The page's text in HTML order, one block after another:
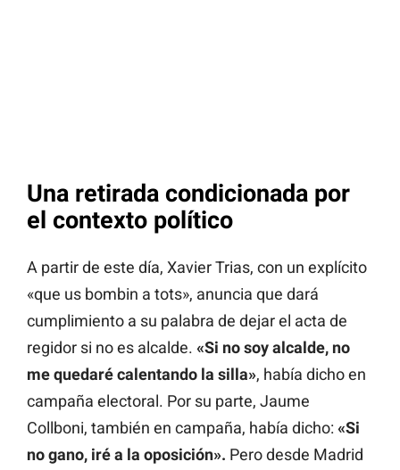
Una retirada condicionada por
el contexto político
A partir de este día, Xavier Trias, con un explícito
«que us bombin a tots», anuncia que dará
cumplimiento a su palabra de dejar el acta de
regidor si no es alcalde. «Si no soy alcalde, no
me quedaré calentando la silla», había dicho en
campaña electoral. Por su parte, Jaume
Collboni, también en campaña, había dicho: «Si
no gano, iré a la oposición». Pero desde Madrid